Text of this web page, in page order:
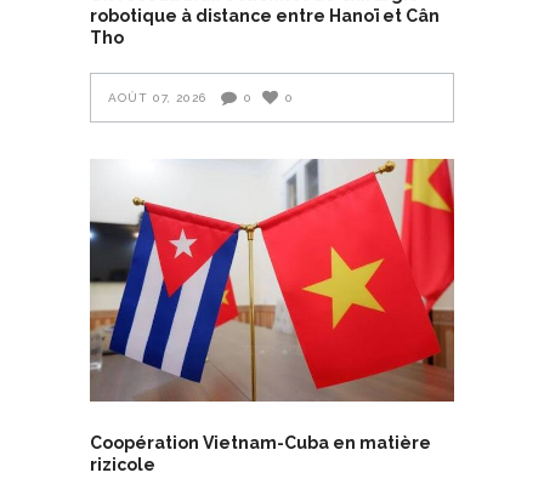
robotique à distance entre Hanoï et Cân
Tho
AOÛT 07, 2026 0 0
Coopération Vietnam-Cuba en matière
rizicole